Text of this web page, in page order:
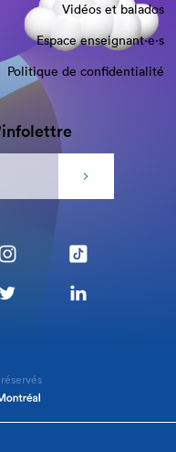
Vidéos et balados
Espace enseignant·e⋅s
Politique de confidentialité